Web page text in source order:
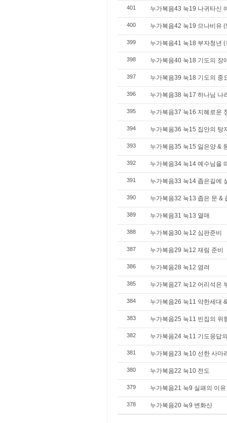
401 누가복음43 눅19 나귀타신
400 누가복음42 눅19 므나비유
399 누가복음41 눅18 부자청년
398 누가복음40 눅18 기도의 장
397 누가복음39 눅18 기도의 중
396 누가복음38 눅17 하나님 나
395 누가복음37 눅16 지혜로운
394 누가복음36 눅15 집안의 탕
393 누가복음35 눅15 잃은양 &
392 누가복음34 눅14 예수님을
391 누가복음33 눅14 좁은길에
390 누가복음32 눅13 좁은 문 &
389 누가복음31 눅13 열매
388 누가복음30 눅12 심판준비
387 누가복음29 눅12 재림 준비
386 누가복음28 눅12 염려
385 누가복음27 눅12 어리석은
384 누가복음26 눅11 악한세대
383 누가복음25 눅11 빈집의 위
382 누가복음24 눅11 기도응답
381 누가복음23 눅10 선한 사마
380 누가복음22 눅10 전도
379 누가복음21 눅9 실패의 이유
378 누가복음20 눅9 변화산